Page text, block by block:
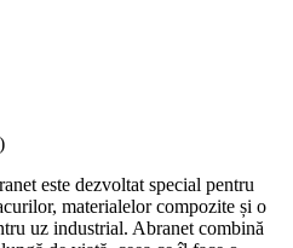
este dezvoltat special pentru
materialelor compozite și o
uz industrial. Abranet combină